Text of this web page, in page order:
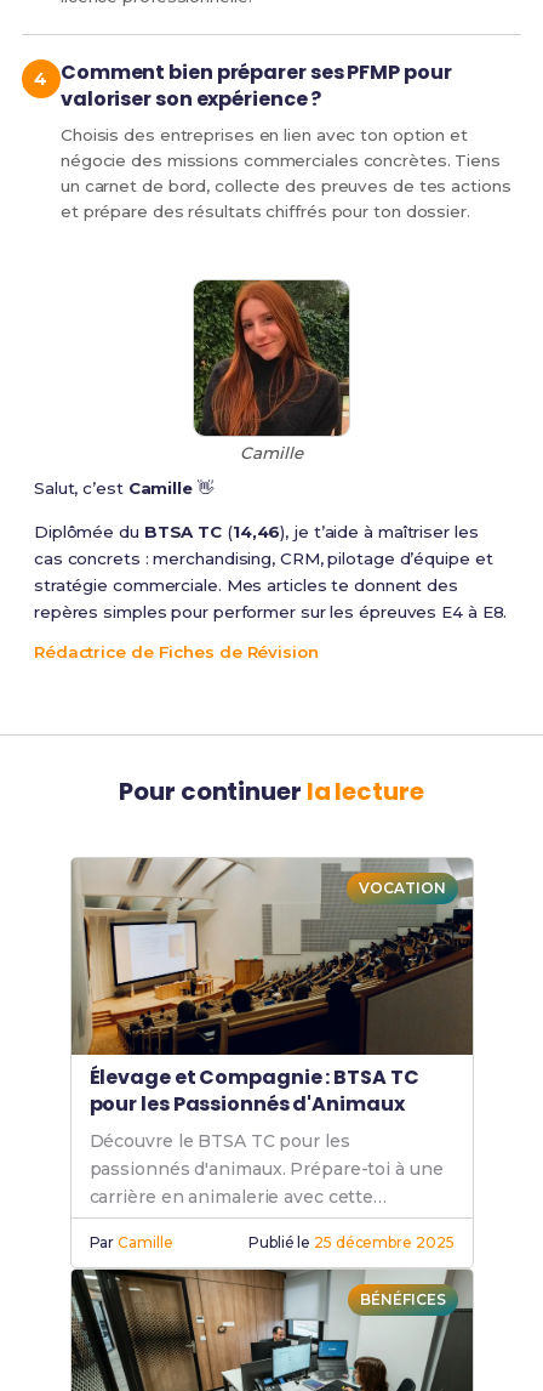
Comment bien préparer ses PFMP pour
valoriser son expérience ?
Choisis des entreprises en lien avec ton option et
négocie des missions commerciales concrètes. Tiens
un carnet de bord, collecte des preuves de tes actions
et prépare des résultats chiffrés pour ton dossier.
Camille
Salut, c’est Camille👋
Diplômée du BTSA TC (14,46), je t’aide à maîtriser les
cas concrets : merchandising, CRM, pilotage d’équipe et
stratégie commerciale. Mes articles te donnent des
repères simples pour performer sur les épreuves E4 à E8.
Rédactrice de Fiches de Révision
Pour continuer la lecture
VOCATION
Élevage et Compagnie : BTSA TC
pour les Passionnés d'Animaux
Découvre le BTSA TC pour les
passionnés d'animaux. Prépare-toi à une
carrière en animalerie avec cette
formation complète en technico-
commercial.
ParCamille Publié le 25 décembre 2025
BÉNÉFICES